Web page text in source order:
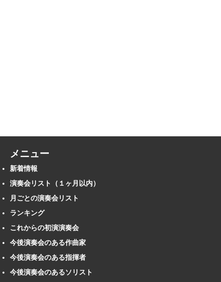
メニュー
新着情報
演奏会リスト（１ヶ月以内）
月ごとの演奏会リスト
ランキング
これからの初演演奏会
今後演奏会のある作曲家
今後演奏会のある指揮者
今後演奏会のあるソリスト